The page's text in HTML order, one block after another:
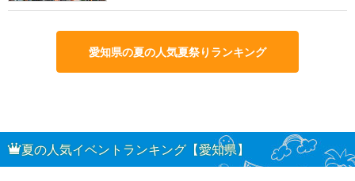
愛知県の夏の人気夏祭りランキング
夏の人気イベントランキング【愛知県】